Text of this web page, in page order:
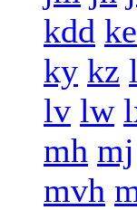
kdd ke
ky kz
lv lw
mh mj
mvh